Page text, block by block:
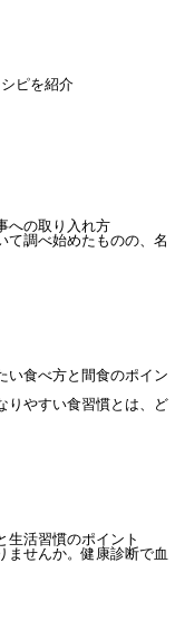
ピを紹介
への取り入れ方
て調べ始めたものの、名
い食べ方と間食のポイン
りやすい食習慣とは、ど
生活習慣のポイント
ませんか。健康診断で血